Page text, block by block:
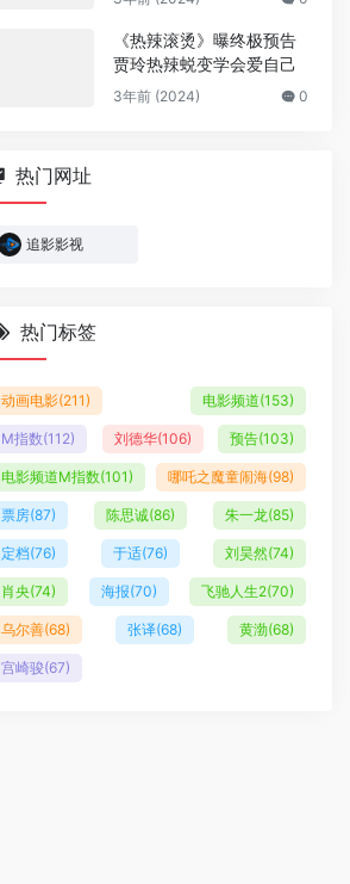
《热辣滚烫》曝终极预告
贾玲热辣蜕变学会爱自己
3年前 (2024) 0
热门网址
追影影视
热门标签
动画电影(211) 电影频道(153)
M指数(112) 刘德华(106) 预告(103)
电影频道M指数(101) 哪吒之魔童闹海(98)
票房(87) 陈思诚(86) 朱一龙(85)
定档(76) 于适(76) 刘昊然(74)
肖央(74) 海报(70) 飞驰人生2(70)
乌尔善(68) 张译(68) 黄渤(68)
宫崎骏(67)